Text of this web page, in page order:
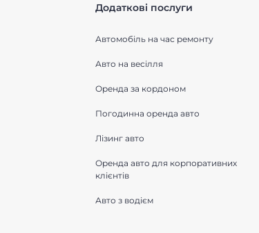
Додаткові послуги
Автомобіль на час ремонту
Авто на весілля
Оренда за кордоном
Погодинна оренда авто
Лізинг авто
Оренда авто для корпоративних
клієнтів
Авто з водієм